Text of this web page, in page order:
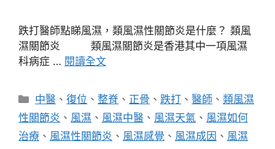
跌打醫師點睇風濕，類風濕性關節炎是什麼？ 類風
濕關節炎 類風濕關節炎是香港其中一項風濕
科病症 … 閱讀全文
分
類
中醫 、復位 、整脊 、 正骨 、 跌打 、醫師 、類風濕
性關節炎 、 風濕 、 風濕中醫 、 風濕天氣 、 風濕如何
治療 、 風濕性關節炎 、 風濕感覺 、 風濕成因 、 風濕